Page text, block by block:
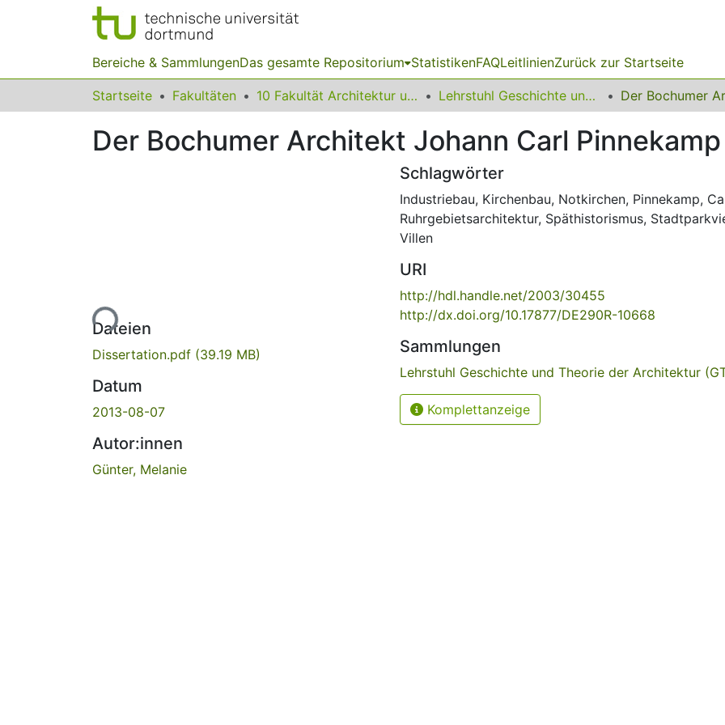
Bereiche & SammlungenDas gesamte Repositorium StatistikenFAQLeitlinienZurück zur Startseite
Startseite Fakultäten 10 Fakultät Architektur und Bauingenieurwesen Lehrstuhl Geschichte und Theorie der Architektur (GTA)
Der Bochumer Architekt Johann Carl
Lade...
Dateien
Dissertation.pdf (39.19 MB)
Datum
2013-08-07
Autor:innen
Günter, Melanie
Schlagwörter
Industriebau, Kirchenbau, Notkirchen, Pinnekamp,
Ruhrgebietsarchitektur, Späthistorismus,
Villen
URI
http://hdl.handle.net/2003/30455
http://dx.doi.org/10.17877/DE290R-10668
Sammlungen
Lehrstuhl Geschichte und Theorie der Architektur
Komplettanzeige